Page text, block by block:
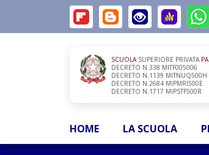
SCUOLASUPERIORE PRIVATA
DECRETO N.338 MITF005006
DECRETO N.1139 MITNUQ500H
DECRETO N.2684 MIPMRI500E
DECRETO N.1717 MIPSTF500R
HOME LA SCUOLA